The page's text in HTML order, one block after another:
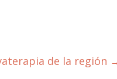
de la región